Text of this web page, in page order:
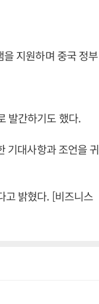
지원하며 중국 정부
발간하기도 했다.
기대사항과 조언을 귀
고 밝혔다. [비즈니스